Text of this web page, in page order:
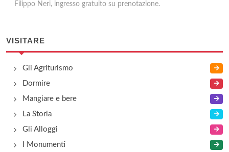
Filippo Neri, ingresso gratuito su prenotazione.
VISITARE
Gli Agriturismo
Dormire
Mangiare e bere
La Storia
Gli Alloggi
I Monumenti